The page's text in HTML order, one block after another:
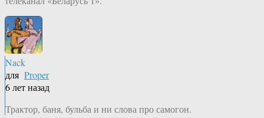
Nack
для Proper
6 лет назад
Трактор, баня, бульба и ни слова про самогон.